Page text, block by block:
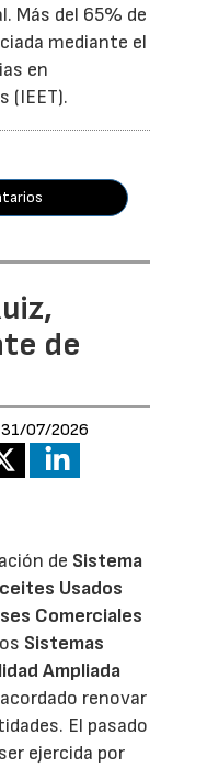
Más del 65% de
mediante el
en
(IEET).
de
31/07/2026
de Sistema
Usados
Comerciales
Sistemas
Ampliada
renovar
El pasado
ejercida por